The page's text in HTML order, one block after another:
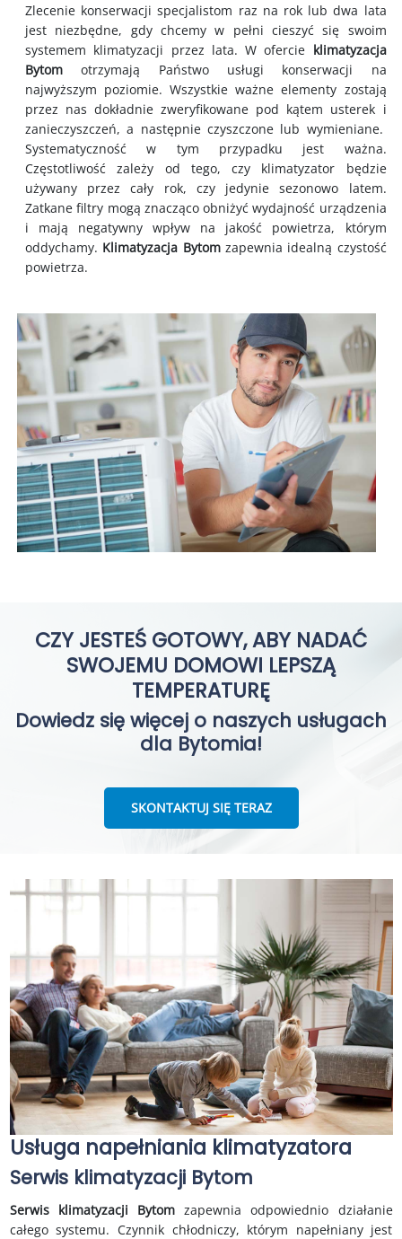
Zlecenie konserwacji specjalistom raz na rok lub dwa lata
jest niezbędne, gdy chcemy w pełni cieszyć się swoim
systemem klimatyzacji przez lata. W ofercie klimatyzacja
Bytom otrzymają Państwo usługi konserwacji na
najwyższym poziomie. Wszystkie ważne elementy zostają
przez nas dokładnie zweryfikowane pod kątem usterek i
zanieczyszczeń, a następnie czyszczone lub wymieniane.
Systematyczność w tym przypadku jest ważna.
Częstotliwość zależy od tego, czy klimatyzator będzie
używany przez cały rok, czy jedynie sezonowo latem.
Zatkane filtry mogą znacząco obniżyć wydajność urządzenia
i mają negatywny wpływ na jakość powietrza, którym
oddychamy. Klimatyzacja Bytomzapewnia idealną czystość
powietrza.
CZY JESTEŚ GOTOWY, ABY NADAĆ
SWOJEMU DOMOWI LEPSZĄ
TEMPERATURĘ
Dowiedz się więcej o naszych usługach
dla Bytomia!
SKONTAKTUJ SIĘ TERAZ
Usługa napełniania klimatyzatora
Serwis klimatyzacji Bytom
Serwis klimatyzacji Bytomzapewnia odpowiednio działanie
całego systemu. Czynnik chłodniczy, którym napełniany jest